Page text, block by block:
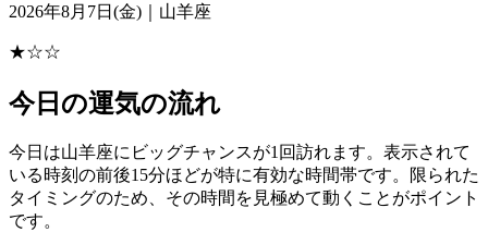
2026年8月7日(金)｜山羊座
★☆☆
今日の運気の流れ
今日は山羊座にビッグチャンスが1回訪れます。表示されて
いる時刻の前後15分ほどが特に有効な時間帯です。限られた
タイミングのため、その時間を見極めて動くことがポイント
です。